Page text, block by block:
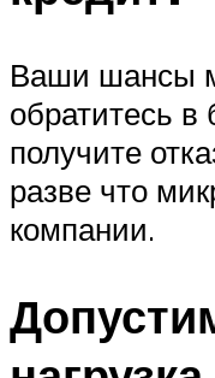
Ваши шансы
обратитесь в
получите
разве что
компании.